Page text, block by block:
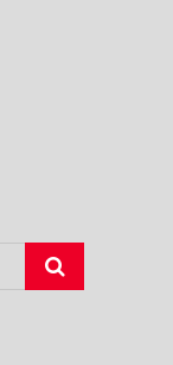
Suchen